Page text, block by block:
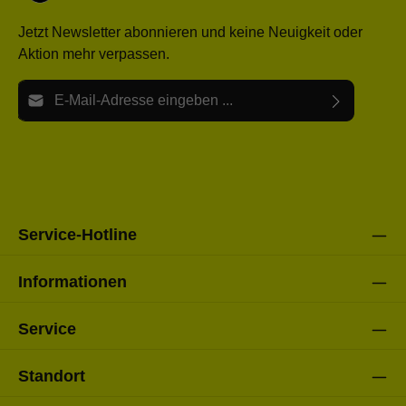
Jetzt Newsletter abonnieren und keine Neuigkeit oder
Aktion mehr verpassen.
E-Mail-Adresse*
Service-Hotline
Informationen
Service
Standort